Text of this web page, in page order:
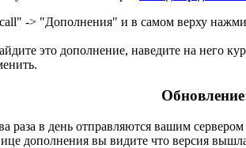
-> "Дополнения" и в самом верху
это дополнение, наведите на
раза в день отправляются вашим
дополнения вы видите что версия